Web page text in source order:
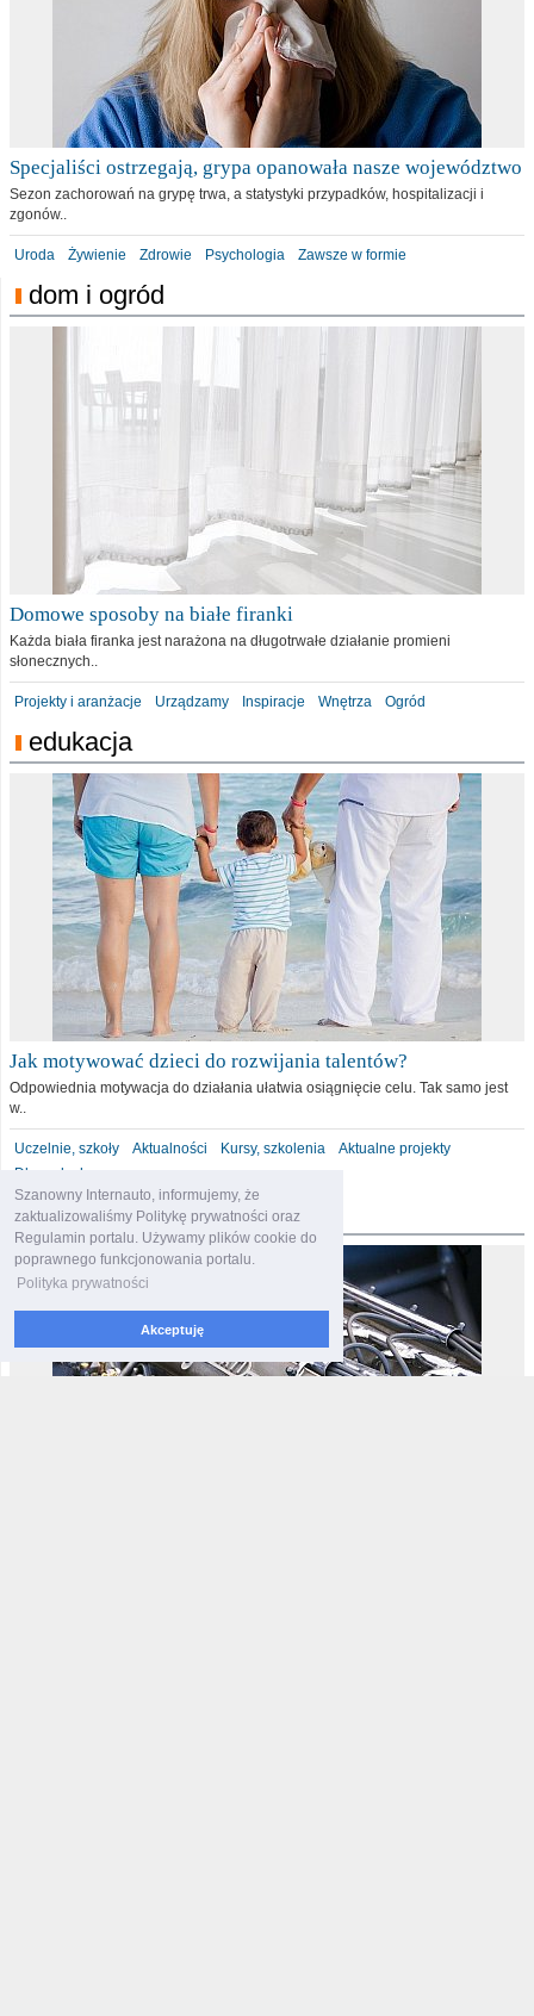
Szanowny Internauto, informujemy, że
zaktualizowaliśmy Politykę prywatności oraz
Regulamin portalu. Używamy plików cookie do
poprawnego funkcjonowania portalu.
Polityka prywatności
Akceptuję
Specjaliści ostrzegają, grypa opanowała nasze województwo
Sezon zachorowań na grypę trwa, a statystyki przypadków, hospitalizacji i
zgonów..
Uroda Żywienie Zdrowie Psychologia Zawsze w formie
dom i ogród
Domowe sposoby na białe firanki
Każda biała firanka jest narażona na długotrwałe działanie promieni
słonecznych..
Projekty i aranżacje Urządzamy Inspiracje Wnętrza Ogród
edukacja
Jak motywować dzieci do rozwijania talentów?
Odpowiednia motywacja do działania ułatwia osiągnięcie celu. Tak samo jest
w..
Uczelnie, szkoły Aktualności Kursy, szkolenia
Aktualne projekty
Dla malucha
motoryzacja